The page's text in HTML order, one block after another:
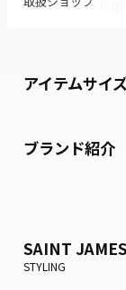
アイテムサイ
ブランド紹介
SAINT JAMES